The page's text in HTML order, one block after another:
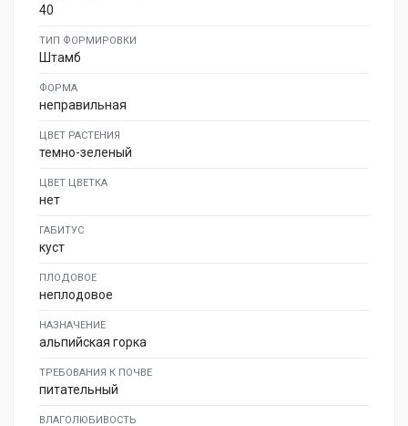
40
ТИП ФОРМИРОВКИ
Штамб
ФОРМА
неправильная
ЦВЕТ РАСТЕНИЯ
темно-зеленый
ЦВЕТ ЦВЕТКА
нет
ГАБИТУС
куст
ПЛОДОВОЕ
неплодовое
НАЗНАЧЕНИЕ
альпийская горка
ТРЕБОВАНИЯ К ПОЧВЕ
питательный
ВЛАГОЛЮБИВОСТЬ